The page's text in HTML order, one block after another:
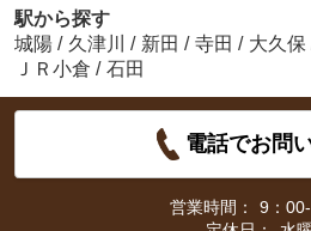
駅から探す
城陽 / 久津川 / 新田 / 寺田 / 大久保
ＪＲ小倉 / 石田
電話でお問
営業時間：
9：